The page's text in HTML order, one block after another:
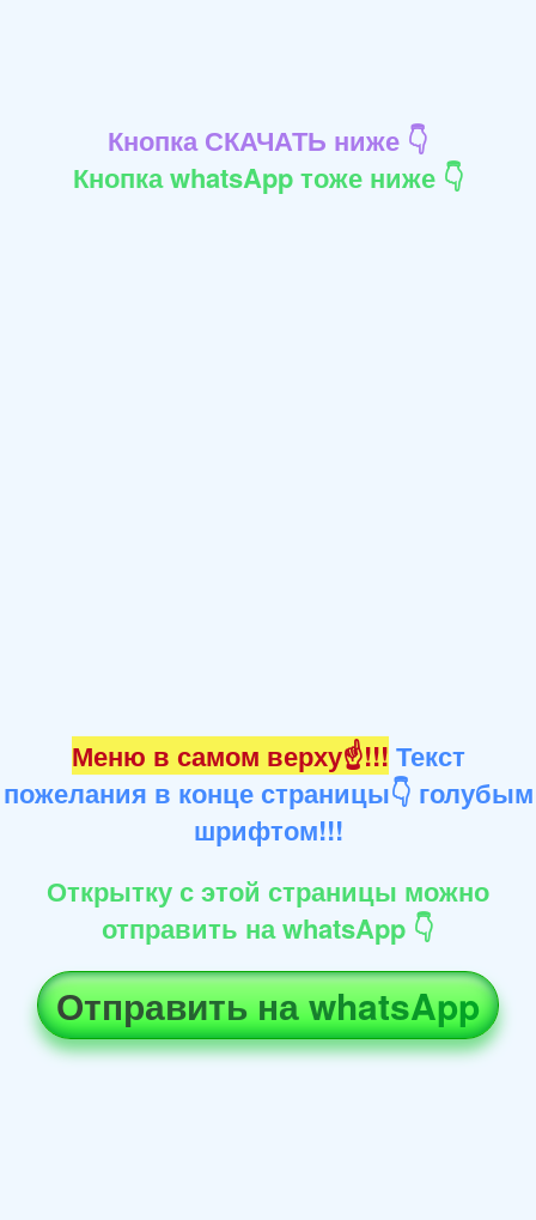
Кнопка СКАЧАТЬ ниже 👇
Кнопка whatsApp тоже ниже 👇
Меню в самом верху☝!!! Текст
пожелания в конце страницы👇 голубым
шрифтом!!!
Открытку с этой страницы можно
отправить на whatsApp 👇
Отправить на whatsApp